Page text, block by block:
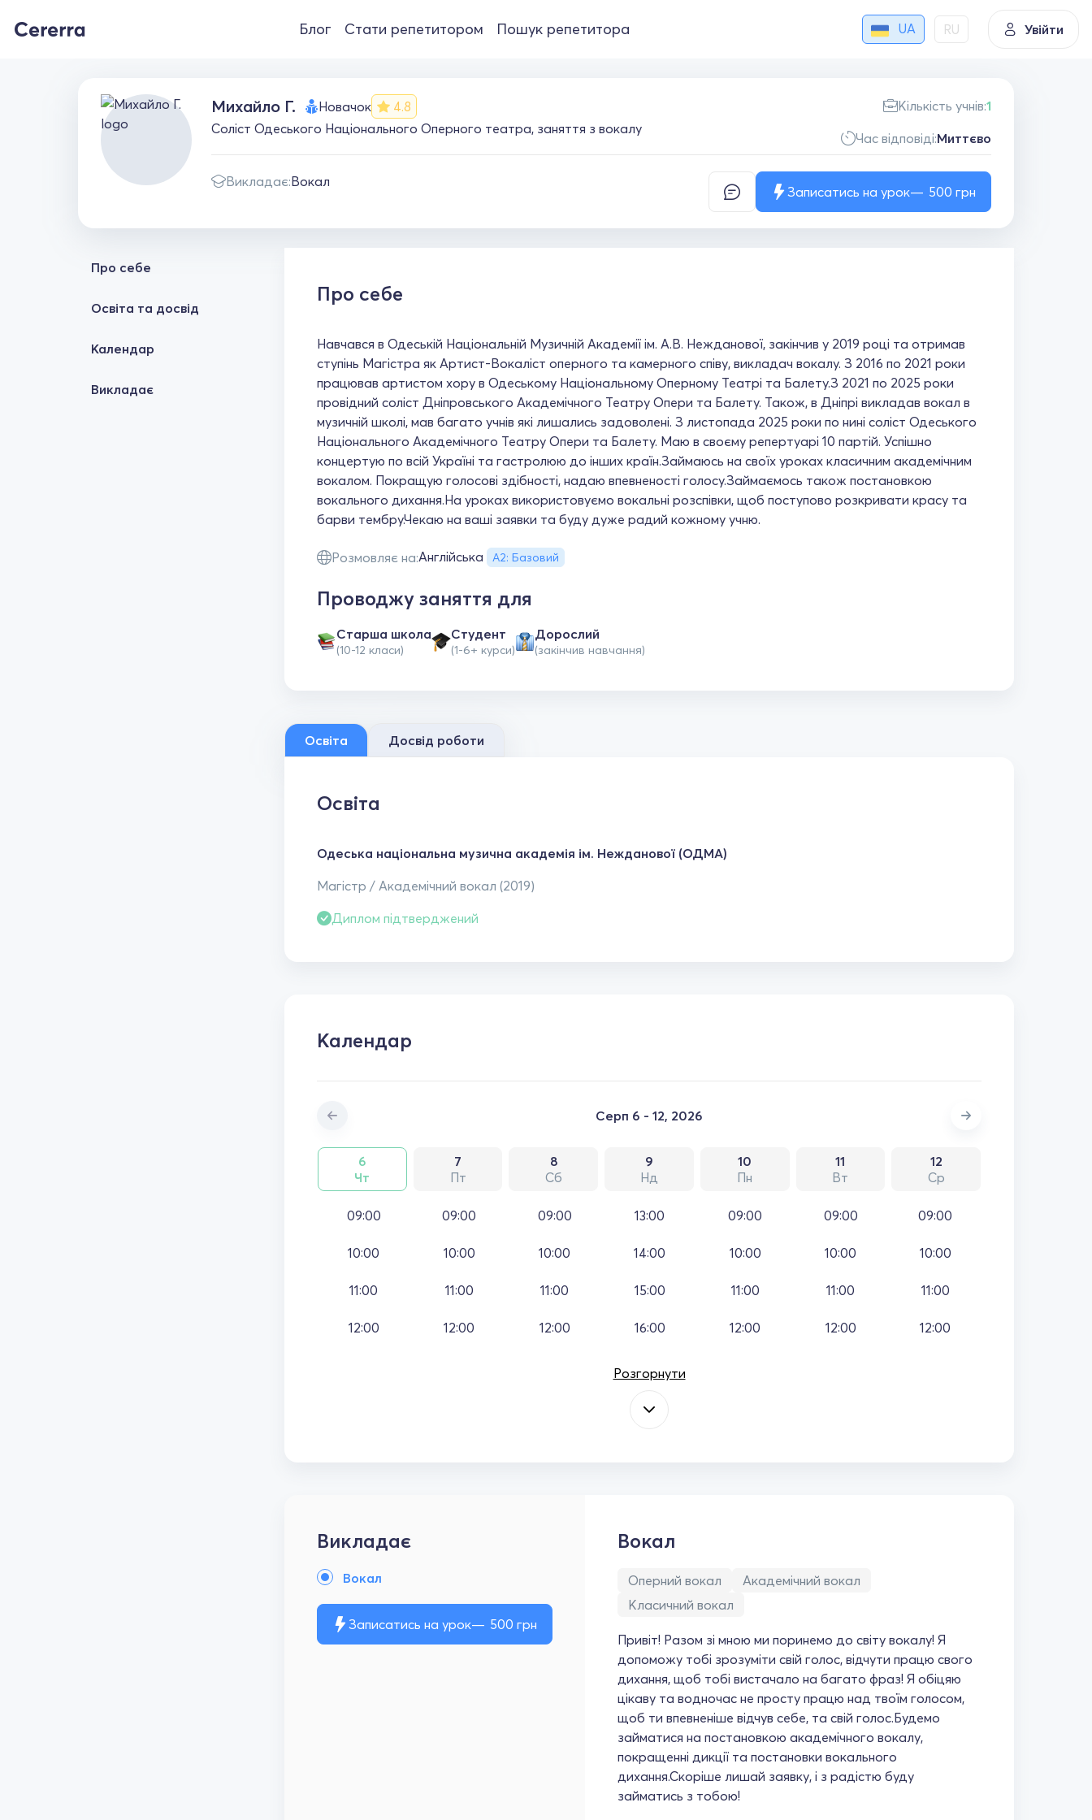
Блог Стати репетитором Пошук репетитора UA RU Увійти
Михайло Г. Новачок
4.8
Соліст Одеського Національного Оперного театра, заняття з вокалу
Викладає:Вокал
Кількість учнів:1
Час відповіді:Миттєво
Записатись на урок 500 грн
Про себе
Освіта та досвід
Календар
Викладає
Про себе
Навчався в Одеській Національній Музичній Академії ім. А.В. Нежданової, закінчив у 2019 році та отримав
ступінь Магістра як Артист-Вокаліст оперного та камерного співу, викладач вокалу. З 2016 по 2021 роки
працював артистом хору в Одеському Національному Оперному Театрі та Балету.З 2021 по 2025 роки
провідний соліст Дніпровського Академічного Театру Опери та Балету. Також, в Дніпрі викладав вокал в
музичній школі, мав багато учнів які лишались задоволені. З листопада 2025 роки по нині соліст Одеського
Національного Академічного Театру Опери та Балету. Маю в своєму репертуарі 10 партій. Успішно
концертую по всій Україні та гастролюю до інших країн.Займаюсь на своїх уроках класичним академічним
вокалом. Покращую голосові здібності, надаю впевненості голосу.Займаємось також постановкою
вокального дихання.На уроках використовуємо вокальні розспівки, щоб поступово розкривати красу та
барви тембру.Чекаю на ваші заявки та буду дуже радий кожному учню.
Розмовляє на:Англійська А2: Базовий
Проводжу заняття для
Старша школа
(10-12 класи)
Студент
(1-6+ курси)
Дорослий
(закінчив навчання)
Освіта Досвід роботи
Освіта
Одеська національна музична академія ім. Нежданової (ОДМА)
Магістр / Академічний вокал (2019)
Диплом підтверджений
Календар
Серп 6 - 12, 2026
6
Чт
7
Пт
8
Сб
9
Нд
10
Пн
11
Вт
12
Ср
09:00
10:00
11:00
12:00
09:00
10:00
11:00
12:00
09:00
10:00
11:00
12:00
13:00
14:00
15:00
16:00
09:00
10:00
11:00
12:00
09:00
10:00
11:00
12:00
09:00
10:00
11:00
12:00
Розгорнути
Викладає
Вокал
Записатись на урок 500 грн
Вокал
Оперний вокал
Академічний вокал
Класичний вокал
Привіт! Разом зі мною ми поринемо до світу вокалу! Я
допоможу тобі зрозуміти свій голос, відчути працю свого
дихання, щоб тобі вистачало на багато фраз! Я обіцяю
цікаву та водночас не просту працю над твоїм голосом,
щоб ти впевненіше відчув себе, та свій голос.Будемо
займатися на постановкою академічного вокалу,
покращенні дикції та постановки вокального
дихання.Скоріше лишай заявку, і з радістю буду
займатись з тобою!